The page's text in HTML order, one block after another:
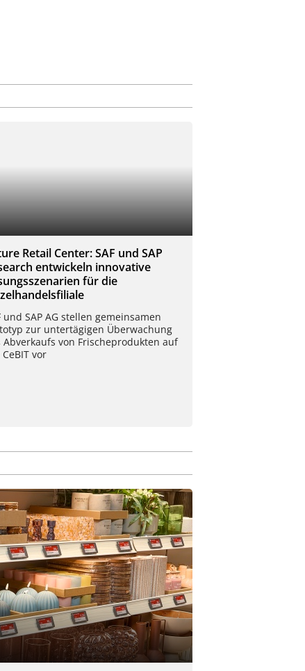
Retail Center: SAF und SAP
entwickeln innovative
für die
und SAP AG stellen gemeinsamen
zur untertägigen Überwachung
Abverkaufs von Frischeprodukten auf
vor